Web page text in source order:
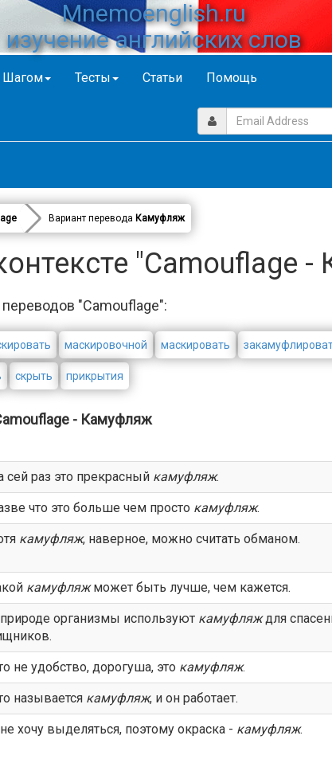
Mnemoenglish.ru
изучение английских слов
Шагом Тесты Статьи Помощь
Вариант перевода Камуфляж
"Camouflage
"Camouflage":
маскировочной маскировать
скрыть прикрытия
- Камуфляж
сей раз это прекрасный камуфляж.
что это больше чем просто камуфляж.
камуфляж, наверное, можно считать обманом.
камуфляжможет быть лучше, чем кажется.
организмы используют камуфляждля
не удобство, дорогуша, это камуфляж.
называется камуфляж, и он работает.
хочу выделяться, поэтому окраска - камуфляж.